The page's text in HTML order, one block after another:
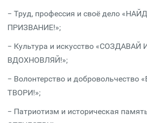
− Труд, профессия и своё дело
ПРИЗВАНИЕ!»;
− Культура и искусство «СОЗДАВАЙ
ВДОХНОВЛЯЙ!»;
− Волонтерство и добровольчество
ТВОРИ!»;
− Патриотизм и историческая